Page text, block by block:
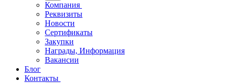
Компания
Реквизиты
Новости
Сертификаты
Закупки
Награды, Информация
Вакансии
Блог
Контакты